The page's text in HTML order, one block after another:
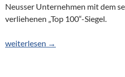
Neusser Unternehmen mit dem
verliehenen „Top 100“-Siegel.
Ausgezeichnet innovativ: Walter
weiterlesen →